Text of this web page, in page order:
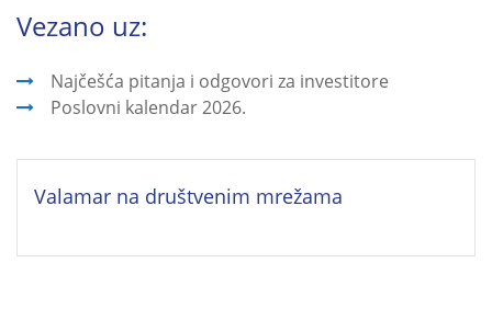
Vezano uz:
Najčešća pitanja i odgovori za investitore
Poslovni kalendar 2026.
Valamar na društvenim mrežama